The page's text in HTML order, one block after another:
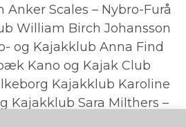
Scales – Nybro-Furå
William Birch Johansson
og Kajakklub Anna Find
Kano og Kajak Club
Kajakklub Karoline
Kajakklub Sara Milthers –